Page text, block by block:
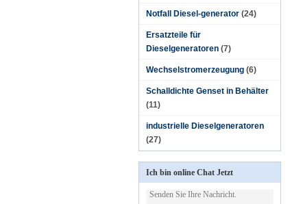
Notfall Diesel-generator (24)
Ersatzteile für
Dieselgeneratoren (7)
Wechselstromerzeugung (6)
Schalldichte Genset in Behälter
(11)
industrielle Dieselgeneratoren
(27)
Ich bin online Chat Jetzt